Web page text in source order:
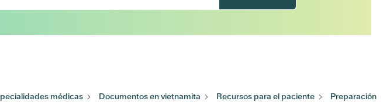
médicas Documentos en vietnamita Recursos para el paciente
Preparación